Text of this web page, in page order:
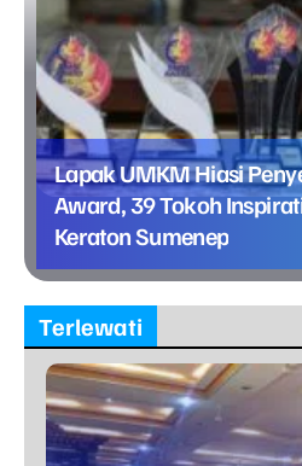
Lapak UMKM Hiasi
Award, 39 Tokoh
Keraton Sumenep
Terlewati